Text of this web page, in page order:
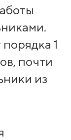
1
почти
из